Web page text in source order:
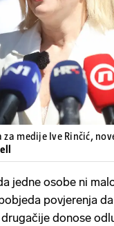
Pokretanje videa...
za medije Ive Rinčić,
jedne osobe ni
povjerenja
donose